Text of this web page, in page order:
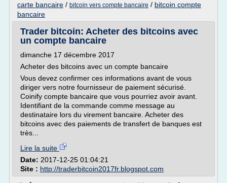
carte bancaire / bitcoin vers compte bancaire / bitcoin compte
bancaire
Trader bitcoin: Acheter des bitcoins avec
un compte bancaire
dimanche 17 décembre 2017
Acheter des bitcoins avec un compte bancaire
Vous devez confirmer ces informations avant de vous
diriger vers notre fournisseur de paiement sécurisé.
Coinify compte bancaire que vous pourriez avoir avant.
Identifiant de la commande comme message au
destinataire lors du virement bancaire. Acheter des
bitcoins avec des paiements de transfert de banques est
très...
Lire la suite
Date: 2017-12-25 01:04:21
Site : http://traderbitcoin2017fr.blogspot.com